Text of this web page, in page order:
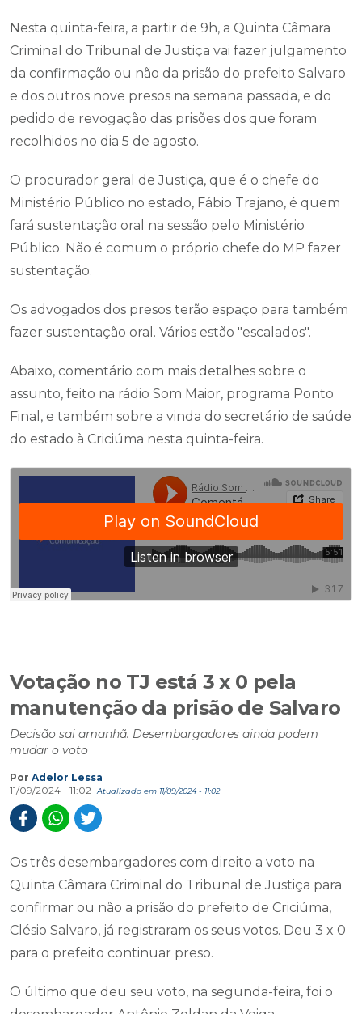
Nesta quinta-feira, a partir de 9h, a Quinta Câmara
Criminal do Tribunal de Justiça vai fazer julgamento
da confirmação ou não da prisão do prefeito Salvaro
e dos outros nove presos na semana passada, e do
pedido de revogação das prisões dos que foram
recolhidos no dia 5 de agosto.
O procurador geral de Justiça, que é o chefe do
Ministério Público no estado, Fábio Trajano, é quem
fará sustentação oral na sessão pelo Ministério
Público. Não é comum o próprio chefe do MP fazer
sustentação.
Os advogados dos presos terão espaço para também
fazer sustentação oral. Vários estão "escalados".
Abaixo, comentário com mais detalhes sobre o
assunto, feito na rádio Som Maior, programa Ponto
Final, e também sobre a vinda do secretário de saúde
do estado à Criciúma nesta quinta-feira.
Votação no TJ está 3 x 0 pela
manutenção da prisão de Salvaro
Decisão sai amanhã. Desembargadores ainda podem
mudar o voto
Por Adelor Lessa
11/09/2024 - 11:02
Atualizado em 11/09/2024 - 11:02
Os três desembargadores com direito a voto na
Quinta Câmara Criminal do Tribunal de Justiça para
confirmar ou não a prisão do prefeito de Criciúma,
Clésio Salvaro, já registraram os seus votos. Deu 3 x 0
para o prefeito continuar preso.
O último que deu seu voto, na segunda-feira, foi o